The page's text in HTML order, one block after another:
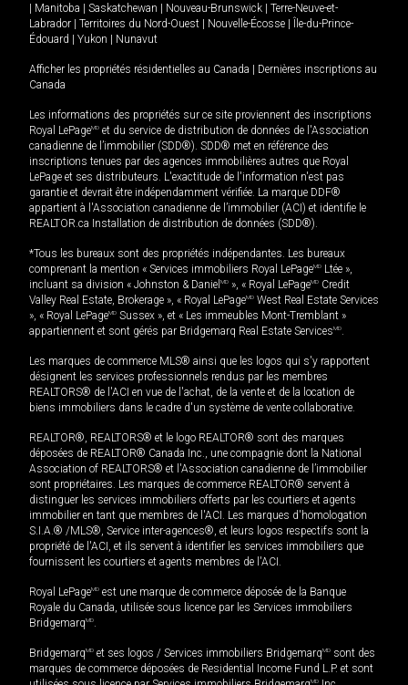
| Manitoba | Saskatchewan | Nouveau-Brunswick | Terre-Neuve-et-
Labrador | Territoires du Nord-Ouest | Nouvelle-Écosse | Île-du-Prince-
Édouard | Yukon | Nunavut
Afficher les propriétés résidentielles au Canada | Dernières inscriptions au
Canada
Les informations des propriétés sur ce site proviennent des inscriptions
Royal LePageMD et du service de distribution de données de l'Association
canadienne de l’immobilier (SDD®). SDD® met en référence des
inscriptions tenues par des agences immobilières autres que Royal
LePage et ses distributeurs. L'exactitude de l'information n'est pas
garantie et devrait être indépendamment vérifiée. La marque DDF®
appartient à l'Association canadienne de l’immobilier (ACI) et identifie le
REALTOR.ca Installation de distribution de données (SDD®).
*Tous les bureaux sont des propriétés indépendantes. Les bureaux
comprenant la mention « Services immobiliers Royal LePageMD Ltée »,
incluant sa division « Johnston & Daniel MD », « Royal LePageMD Credit
Valley Real Estate, Brokerage », « Royal LePageMD West Real Estate Services
», « Royal LePageMD Sussex », et « Les immeubles Mont-Tremblant »
appartiennent et sont gérés par Bridgemarq Real Estate ServicesMD
Les marques de commerce MLS® ainsi que les logos qui s'y rapportent
désignent les services professionnels rendus par les membres
REALTORS® de l'ACI en vue de l'achat, de la vente et de la location de
biens immobiliers dans le cadre d'un système de vente collaborative.
REALTOR®, REALTORS® et le logo REALTOR® sont des marques
déposées de REALTOR® Canada Inc., une compagnie dont la National
Association of REALTORS® et l'Association canadienne de l’immobilier
sont propriétaires. Les marques de commerce REALTOR® servent à
distinguer les services immobiliers offerts par les courtiers et agents
immobilier en tant que membres de l'ACI. Les marques d'homologation
S.I.A.® /MLS®, Service inter-agences®, et leurs logos respectifs sont la
propriété de l'ACI, et ils servent à identifier les services immobiliers que
fournissent les courtiers et agents membres de l'ACI.
Royal LePageMD est une marque de commerce déposée de la Banque
Royale du Canada, utilisée sous licence par les Services immobiliers
BridgemarqMD
BridgemarqMD et ses logos / Services immobiliers BridgemarqMD sont des
marques de commerce déposées de Residential Income Fund L.P. et sont
MD